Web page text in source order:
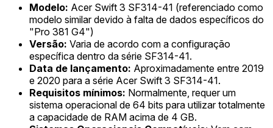
Modelo: Acer Swift 3 SF314-41 (referenciado como
modelo similar devido à falta de dados específicos do
"Pro 381 G4")
Versão: Varia de acordo com a configuração
específica dentro da série SF314-41.
Data de lançamento: Aproximadamente entre 2019
e 2020 para a série Acer Swift 3 SF314-41.
Requisitos mínimos: Normalmente, requer um
sistema operacional de 64 bits para utilizar totalmente
a capacidade de RAM acima de 4 GB.